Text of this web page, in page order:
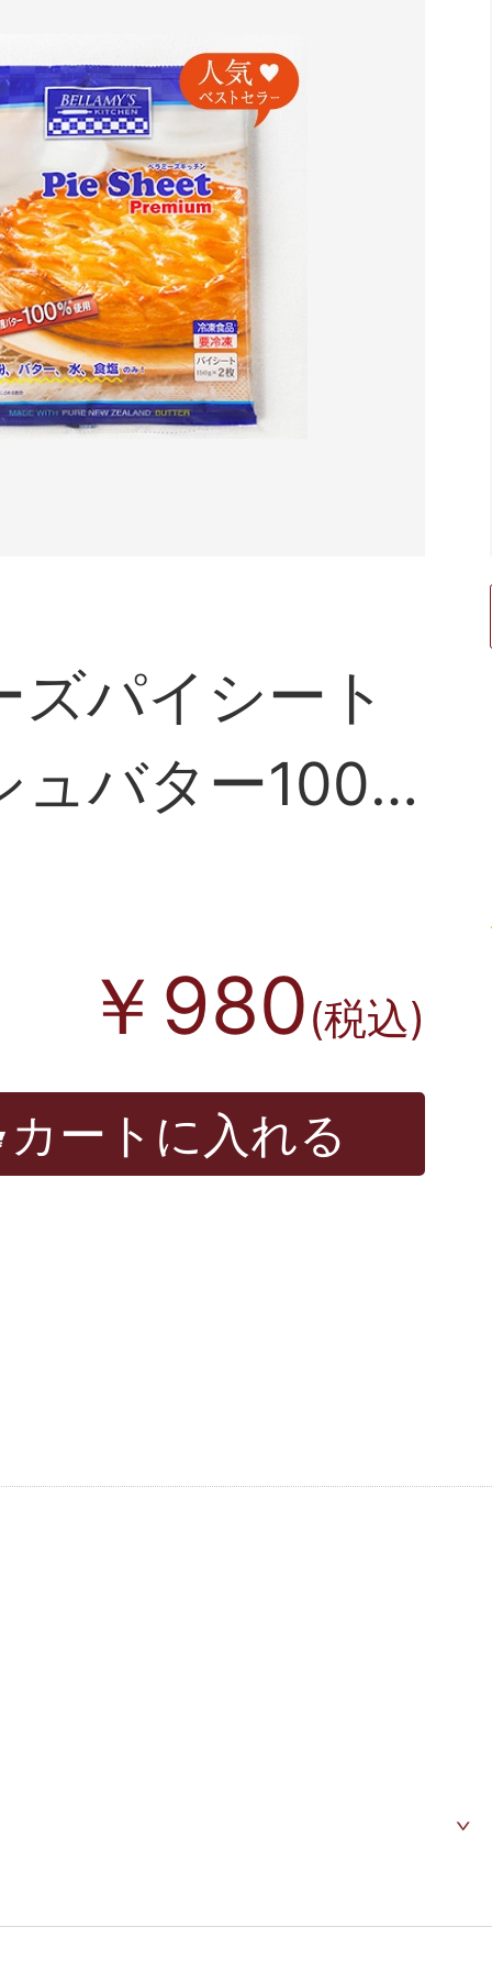
ズパイシート
ュバター100%
￥980(税込)
カートに入れる